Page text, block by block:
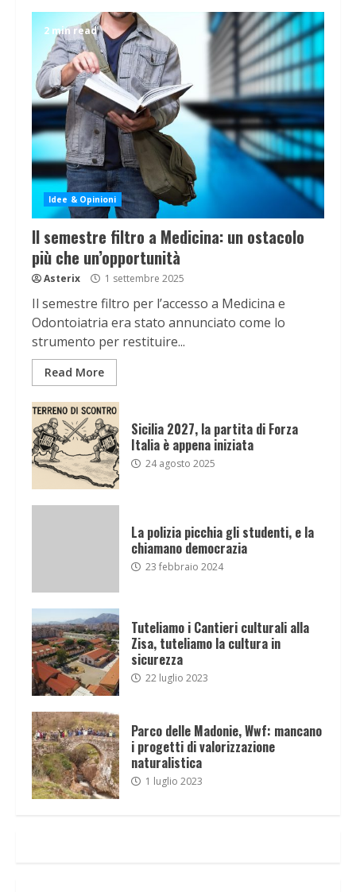
2 min read
Idee & Opinioni
Il semestre filtro a Medicina: un ostacolo
più che un’opportunità
Asterix 1 settembre 2025
Il semestre filtro per l’accesso a Medicina e
Odontoiatria era stato annunciato come lo
strumento per restituire...
Read More
Sicilia 2027, la partita di Forza
Italia è appena iniziata
24 agosto 2025
La polizia picchia gli studenti, e la
chiamano democrazia
23 febbraio 2024
Tuteliamo i Cantieri culturali alla
Zisa, tuteliamo la cultura in
sicurezza
22 luglio 2023
Parco delle Madonie, Wwf: mancano
i progetti di valorizzazione
naturalistica
1 luglio 2023